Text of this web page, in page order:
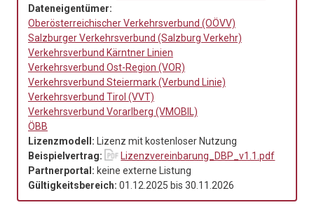
Dateneigentümer:
Oberösterreichischer Verkehrsverbund (OÖVV)
Salzburger Verkehrsverbund (Salzburg Verkehr)
Verkehrsverbund Kärntner Linien
Verkehrsverbund Ost-Region (VOR)
Verkehrsverbund Steiermark (Verbund Linie)
Verkehrsverbund Tirol (VVT)
Verkehrsverbund Vorarlberg (VMOBIL)
ÖBB
Lizenzmodell:
Lizenz mit kostenloser Nutzung
Beispielvertrag:
Lizenzvereinbarung_DBP_v1.1.pdf
Partnerportal: keine externe Listung
Gültigkeitsbereich: 01.12.2025 bis 30.11.2026